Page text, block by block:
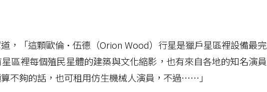
，「這顆歐倫•伍德（Orion Wood）行星是獵戶星區裡設備最完
區裡每個殖民星體的建築與文化縮影，也有來自各地的知名演員
不夠的話，也可租用仿生機械人演員，不過……」